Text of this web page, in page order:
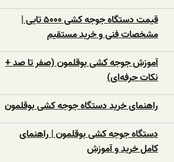
قیمت دستگاه جوجه کشی ۵۰۰۰ تایی |
مشخصات فنی و خرید مستقیم
آموزش جوجه کشی بوقلمون (صفر تا صد +
نکات حرفه‌ای)
راهنمای خرید دستگاه جوجه کشی بوقلمون
دستگاه جوجه کشی بوقلمون | راهنمای
کامل خرید و آموزش